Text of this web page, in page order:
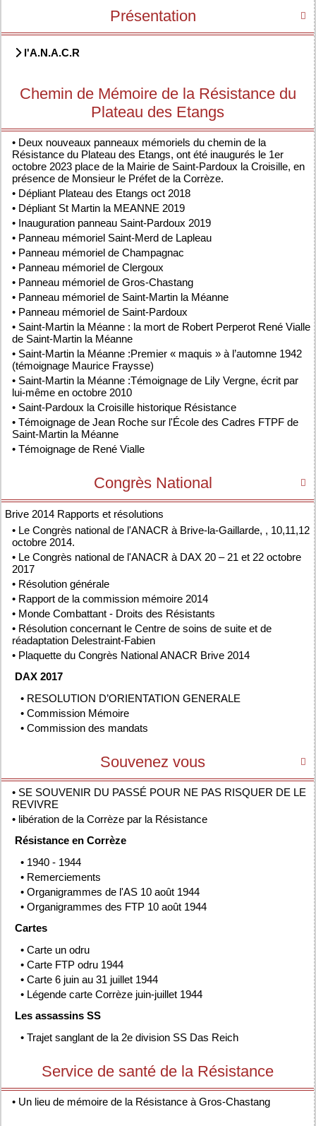

Présentation
l'A.N.A.C.R
Chemin de Mémoire de la Résistance du
Plateau des Etangs
• Deux nouveaux panneaux mémoriels du chemin de la
Résistance du Plateau des Etangs, ont été inaugurés le 1er
octobre 2023 place de la Mairie de Saint-Pardoux la Croisille, en
présence de Monsieur le Préfet de la Corrèze.
• Dépliant Plateau des Etangs oct 2018
• Dépliant St Martin la MEANNE 2019
• Inauguration panneau Saint-Pardoux 2019
• Panneau mémoriel Saint-Merd de Lapleau
• Panneau mémoriel de Champagnac
• Panneau mémoriel de Clergoux
• Panneau mémoriel de Gros-Chastang
• Panneau mémoriel de Saint-Martin la Méanne
• Panneau mémoriel de Saint-Pardoux
• Saint-Martin la Méanne : la mort de Robert Perperot René Vialle
de Saint-Martin la Méanne
• Saint-Martin la Méanne :Premier « maquis » à l’automne 1942
(témoignage Maurice Fraysse)
• Saint-Martin la Méanne :Témoignage de Lily Vergne, écrit par
lui-même en octobre 2010
• Saint-Pardoux la Croisille historique Résistance
• Témoignage de Jean Roche sur l'École des Cadres FTPF de
Saint-Martin la Méanne
• Témoignage de René Vialle

Congrès National
Brive 2014 Rapports et résolutions
• Le Congrès national de l'ANACR à Brive-la-Gaillarde, , 10,11,12
octobre 2014.
• Le Congrès national de l'ANACR à DAX 20 – 21 et 22 octobre
2017
• Résolution générale
• Rapport de la commission mémoire 2014
• Monde Combattant - Droits des Résistants
• Résolution concernant le Centre de soins de suite et de
réadaptation Delestraint-Fabien
• Plaquette du Congrès National ANACR Brive 2014
DAX 2017
• RESOLUTION D’ORIENTATION GENERALE
• Commission Mémoire
• Commission des mandats

Souvenez vous
• SE SOUVENIR DU PASSÉ POUR NE PAS RISQUER DE LE
REVIVRE
• libération de la Corrèze par la Résistance
Résistance en Corrèze
• 1940 - 1944
• Remerciements
• Organigrammes de l'AS 10 août 1944
• Organigrammes des FTP 10 août 1944
Cartes
• Carte un odru
• Carte FTP odru 1944
• Carte 6 juin au 31 juillet 1944
• Légende carte Corrèze juin-juillet 1944
Les assassins SS
• Trajet sanglant de la 2e division SS Das Reich
Service de santé de la Résistance
• Un lieu de mémoire de la Résistance à Gros-Chastang